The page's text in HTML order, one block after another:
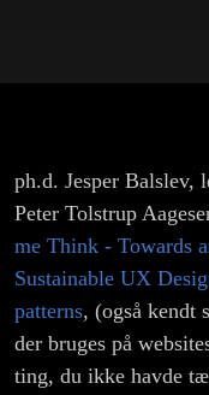
ph.d. Jesper Balslev,
Peter Tolstrup
me Think - Towards
Sustainable UX
patterns, (også kendt
der bruges på
ting, du ikke havde